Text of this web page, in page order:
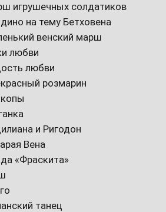
игрушечных солдатиков
на тему Бетховена
венский марш
любви
любви
розмарин
и Ригодон
Вена
«Фраскита»
танец